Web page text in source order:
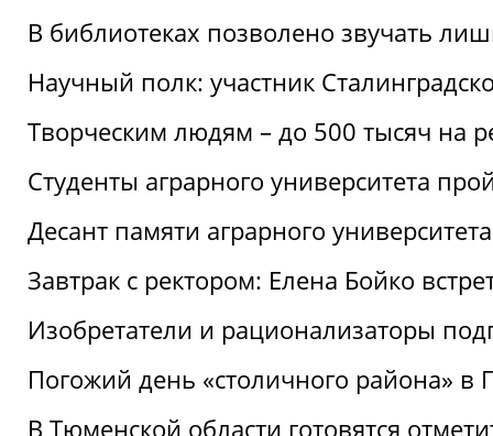
В библиотеках позволено звучать
Научный полк: участник
Творческим людям – до 500 тысяч на
Студенты аграрного университета
Десант памяти аграрного
Завтрак с ректором: Елена Бойко
Изобретатели и рационализаторы
Погожий день «столичного района» в
В Тюменской области готовятся